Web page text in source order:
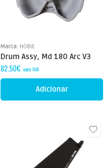
Marca: HOBIE
Drum Assy, Md 180 Arc V3
82,50€ com IVA
Adicionar